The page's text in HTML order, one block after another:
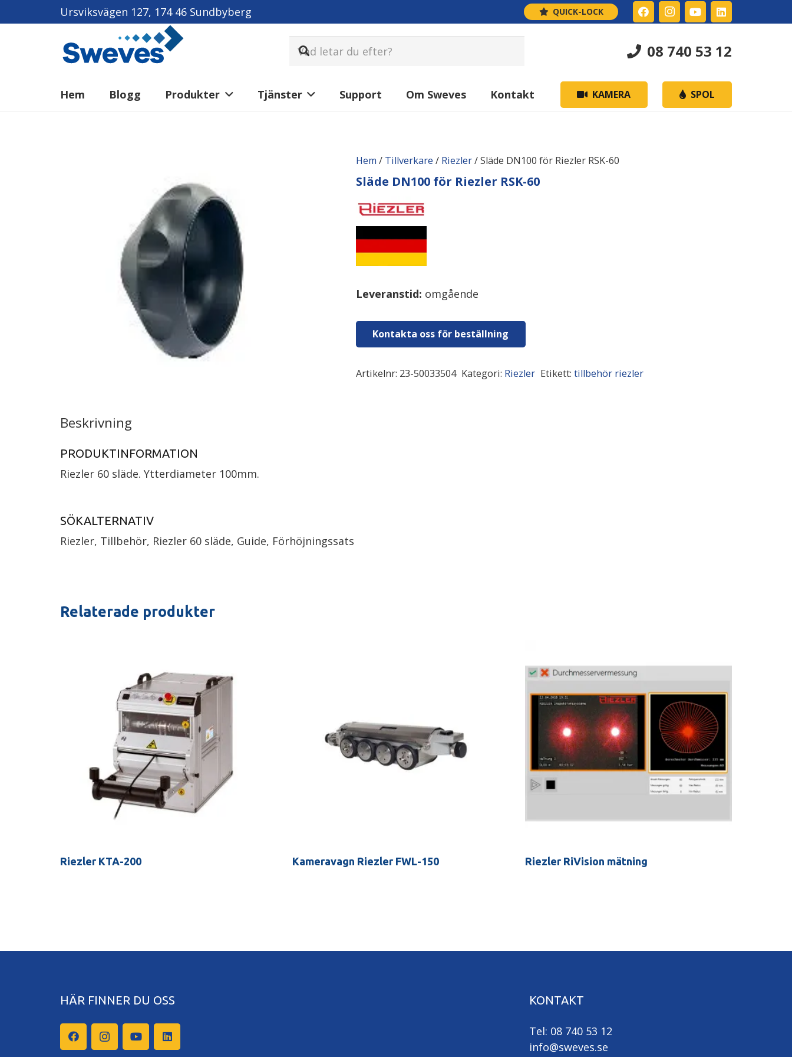
Ursviksvägen 127, 174 46 Sundbyberg QUICK-LOCK
08 740 53 12
Hem Blogg Produkter Tjänster Support Om Sweves Kontakt KAMERA SPOL
Hem / Tillverkare / Riezler/ Släde DN100 för Riezler RSK-60
Släde DN100 för Riezler RSK-60
Leveranstid: omgående
Kontakta oss för beställning
Artikelnr: 23-50033504 Kategori: Riezler Etikett:tillbehör riezler
Beskrivning
PRODUKTINFORMATION
Riezler 60 släde. Ytterdiameter 100mm.
SÖKALTERNATIV
Riezler, Tillbehör, Riezler 60 släde, Guide, Förhöjningssats
Relaterade produkter
Riezler KTA-200 Kameravagn Riezler FWL-150 Riezler RiVision mätning
HÄR FINNER DU OSS KONTAKT
Tel: 08 740 53 12
info@sweves.se